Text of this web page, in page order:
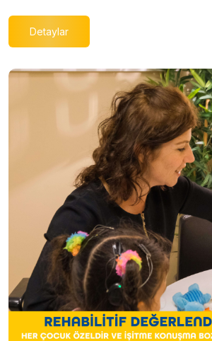
Detaylar